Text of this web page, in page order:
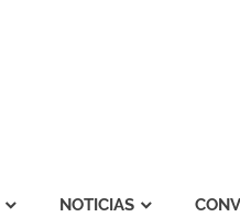
NOTICIAS